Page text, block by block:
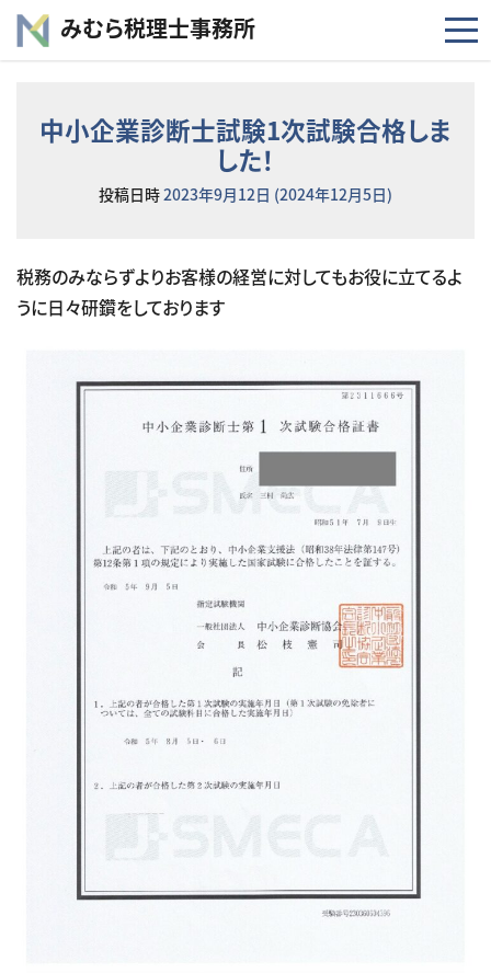
コンテンツへスキップ
みむら税理士事務所
中小企業診断士試験1次試験合格しま
した！
投稿日時2023年9月12日 (2024年12月5日)
税務のみならずよりお客様の経営に対してもお役に立てるよ
うに日々研鑽をしております